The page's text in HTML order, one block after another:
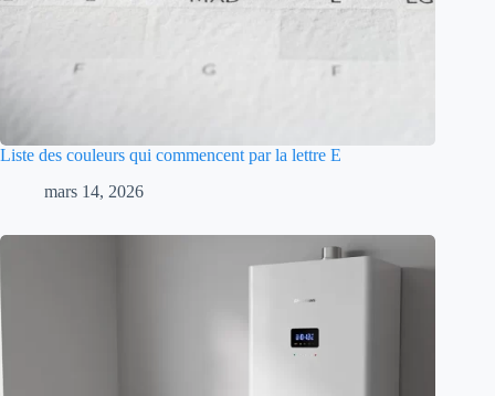
Liste des couleurs qui commencent par la lettre E
mars 14, 2026